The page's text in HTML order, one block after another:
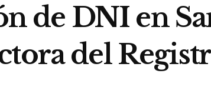
de DNI en
del